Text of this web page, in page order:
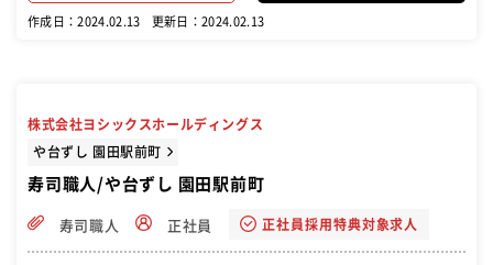
作成日：2024.02.13 更新日：2024.02.13
株式会社ヨシックスホールディングス
や台ずし 園田駅前町
寿司職人/や台ずし 園田駅前町
寿司職人 正社員 正社員採用特典対象求人